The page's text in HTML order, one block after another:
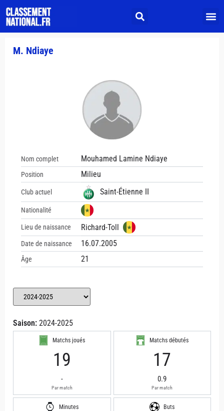
M. Ndiaye
Nom complet Mouhamed Lamine Ndiaye
Position Milieu
Club actuel Saint-Étienne II
Nationalité
Lieu de naissance Richard-Toll
Date de naissance 16.07.2005
Âge 21
Saison: 2024-2025
Matchs joués
19
-
Par match
Matchs débutés
17
0.9
Par match
Minutes Buts